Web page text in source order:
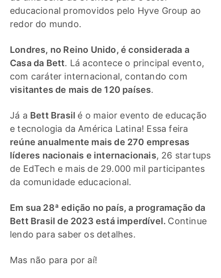
educacional promovidos pelo Hyve Group ao
redor do mundo.
Londres, no Reino Unido, é considerada a
Casa da Bett. Lá acontece o principal evento,
com caráter internacional, contando com
visitantes de mais de 120 países.
Já a Bett Brasil é o maior evento de educação
e tecnologia da América Latina! Essa feira
reúne anualmente mais de 270 empresas
líderes nacionais e internacionais, 26 startups
de EdTech e mais de 29.000 mil participantes
da comunidade educacional.
Em sua 28ª edição no país, a programação da
Bett Brasil de 2023 está imperdível. Continue
lendo para saber os detalhes.
Mas não para por aí!